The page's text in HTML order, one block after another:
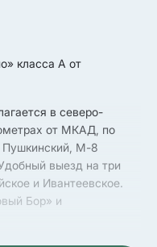
класса А от
в северо-
от МКАД, по
Пушкинский, М-8
выезд на три
и Ивантеевское.
Бор» и